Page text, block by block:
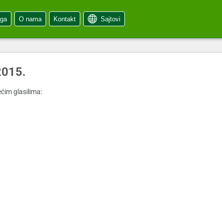
O nama Kontakt Sajtovi
glasilima: